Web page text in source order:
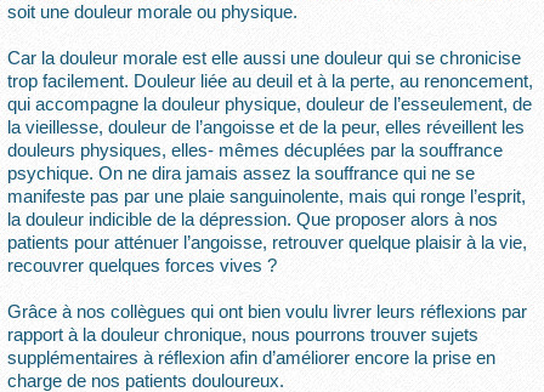
soit une douleur morale ou physique.
Car la douleur morale est elle aussi une douleur qui se chronicise
trop facilement. Douleur liée au deuil et à la perte, au renoncement,
qui accompagne la douleur physique, douleur de l’esseulement, de
la vieillesse, douleur de l’angoisse et de la peur, elles réveillent les
douleurs physiques, elles- mêmes décuplées par la souffrance
psychique. On ne dira jamais assez la souffrance qui ne se
manifeste pas par une plaie sanguinolente, mais qui ronge l’esprit,
la douleur indicible de la dépression. Que proposer alors à nos
patients pour atténuer l’angoisse, retrouver quelque plaisir à la vie,
recouvrer quelques forces vives ?
Grâce à nos collègues qui ont bien voulu livrer leurs réflexions par
rapport à la douleur chronique, nous pourrons trouver sujets
supplémentaires à réflexion afin d’améliorer encore la prise en
charge de nos patients douloureux.